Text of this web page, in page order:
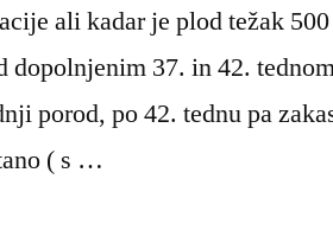
ali kadar je plod težak
dopolnjenim 37. in 42.
porod, po 42. tednu pa
( s …